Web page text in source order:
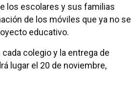
los escolares y sus familias
de los móviles que ya no se
educativo.
cada colegio y la entrega de
lugar el 20 de noviembre,